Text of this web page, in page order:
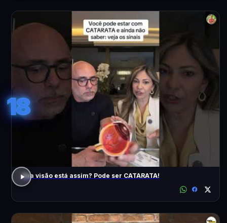
18
Sua visão está assim? Pode ser CATARATA!